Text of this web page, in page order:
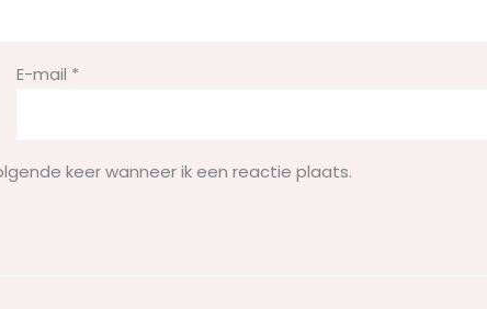
E-mail *
keer wanneer ik een reactie plaats.